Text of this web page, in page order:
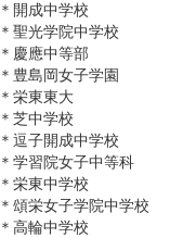
＊開成中学校
＊聖光学院中学校
＊慶應中等部 ＊慶
＊豊島岡女子学
＊栄東東大 ＊東邦
＊芝中学校 ＊立
＊逗子開成中学校
＊学習院女子中
＊栄東中学校 ＊
＊頌栄女子学院中
＊高輪中学校